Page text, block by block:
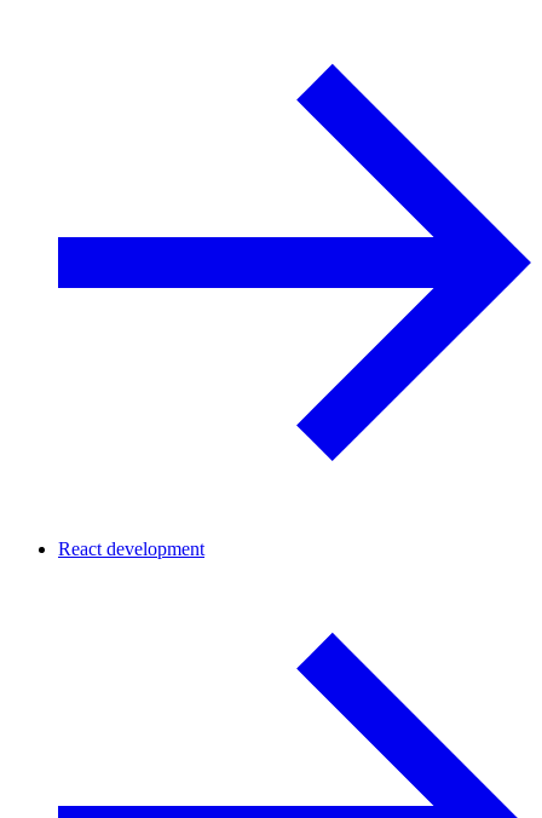
React development